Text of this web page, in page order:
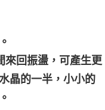
來回振盪，可產生更
晶的一半，小小的